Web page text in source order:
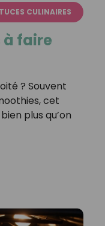
CULINAIRES
à faire
? Souvent
cet
plus qu’on